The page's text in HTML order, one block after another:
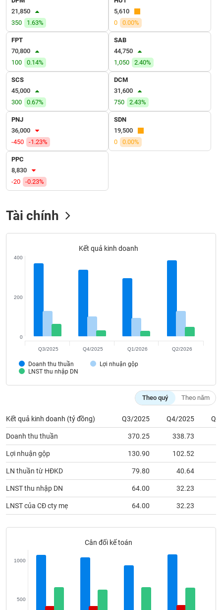
21,850
350
1.63%
5,610
0
0.00%
FPT
70,800
100
0.14%
SAB
44,750
1,050
2.40%
SCS
45,000
300
0.67%
DCM
31,600
750
2.43%
PNJ
36,000
-450
-1.23%
SDN
19,500
0
0.00%
PPC
8,830
-20
-0.23%
Tài chính
Kết quả kinh doanh
Doanh thu thuần
Lợi nhuận gộp
LNST thu nhập DN
0
200
400
Q3/2025 Q4/2025 Q1/2026 Q2/2026
Theo quý Theo năm
Kết quả kinh doanh (tỷ đồng) Q3/2025 Q4/2025
Doanh thu thuần 370.25 338.73
Lợi nhuận gộp 130.90 102.52
LN thuần từ HĐKD 79.80 40.64
LNST thu nhập DN 64.00 32.23
LNST của CĐ cty mẹ 64.00 32.23
Cân đối kế toán
500
1000
VỤ
TRUYỀN
THÔNG
TIỆN
BẤT
ĐỘNG
SẢN
Mã
chứng
đạo
Bài
viết
tác
Báo
cáo
phân
tích
(-)
Thuật
ngữ
(-)
(-)
tạo